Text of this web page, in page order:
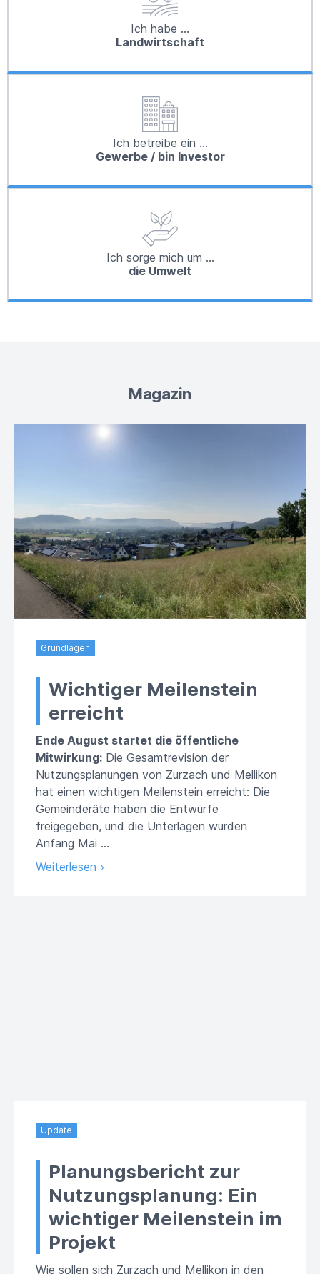
Ich habe …
Landwirtschaft
Ich betreibe ein …
Gewerbe / bin Investor
Ich sorge mich um …
die Umwelt
Magazin
Grundlagen
Wichtiger Meilenstein
erreicht
Ende August startet die öffentliche
Mitwirkung: Die Gesamtrevision der
Nutzungsplanungen von Zurzach und Mellikon
hat einen wichtigen Meilenstein erreicht: Die
Gemeinderäte haben die Entwürfe
freigegeben, und die Unterlagen wurden
Anfang Mai …
Weiterlesen ›
Update
Planungsbericht zur
Nutzungsplanung: Ein
wichtiger Meilenstein im
Projekt
Wie sollen sich Zurzach und Mellikon in den